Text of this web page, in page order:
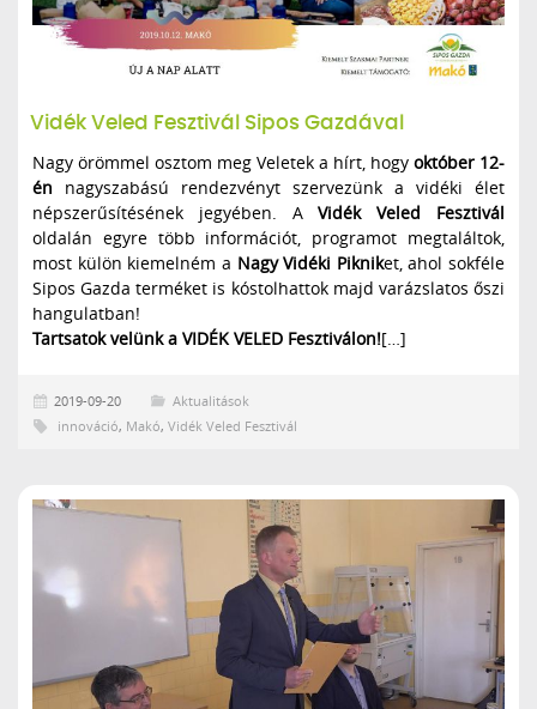
Vidék Veled Fesztivál Sipos Gazdával
Nagy örömmel osztom meg Veletek a hírt, hogy október 12-
én nagyszabású rendezvényt szervezünk a vidéki élet
népszerűsítésének jegyében. AVidék Veled Fesztivál
oldalán egyre több információt, programot megtaláltok,
most külön kiemelném a Nagy Vidéki Pikniket, ahol sokféle
Sipos Gazda terméket is kóstolhattok majd varázslatos őszi
hangulatban!
Tartsatok velünk a VIDÉK VELED Fesztiválon![…]
2019-09-20
Aktualitások
innováció, Makó,Vidék Veled Fesztivál